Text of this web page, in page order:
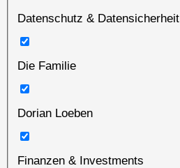
Datenschutz & Datensicherheit
Die Familie
Dorian Loeben
Finanzen & Investments